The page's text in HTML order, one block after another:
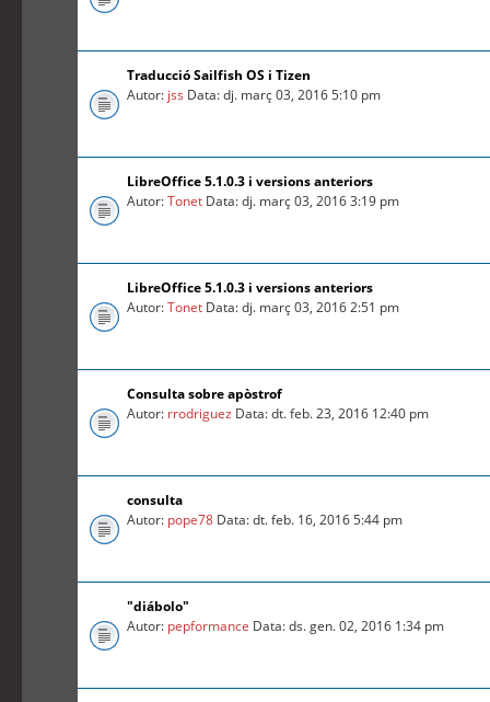
Traducció Sailfish OS i Tizen
Autor: jss Data: dj. març 03, 2016 5:10 pm
LibreOffice 5.1.0.3 i versions anteriors
Autor:Tonet Data: dj. març 03, 2016 3:19 pm
LibreOffice 5.1.0.3 i versions anteriors
Autor:Tonet Data: dj. març 03, 2016 2:51 pm
Consulta sobre apòstrof
Autor: rrodriguez Data: dt. feb. 23, 2016 12:40 pm
consulta
Autor: pope78 Data: dt. feb. 16, 2016 5:44 pm
"diábolo"
Autor: pepformance Data: ds. gen. 02, 2016 1:34 pm